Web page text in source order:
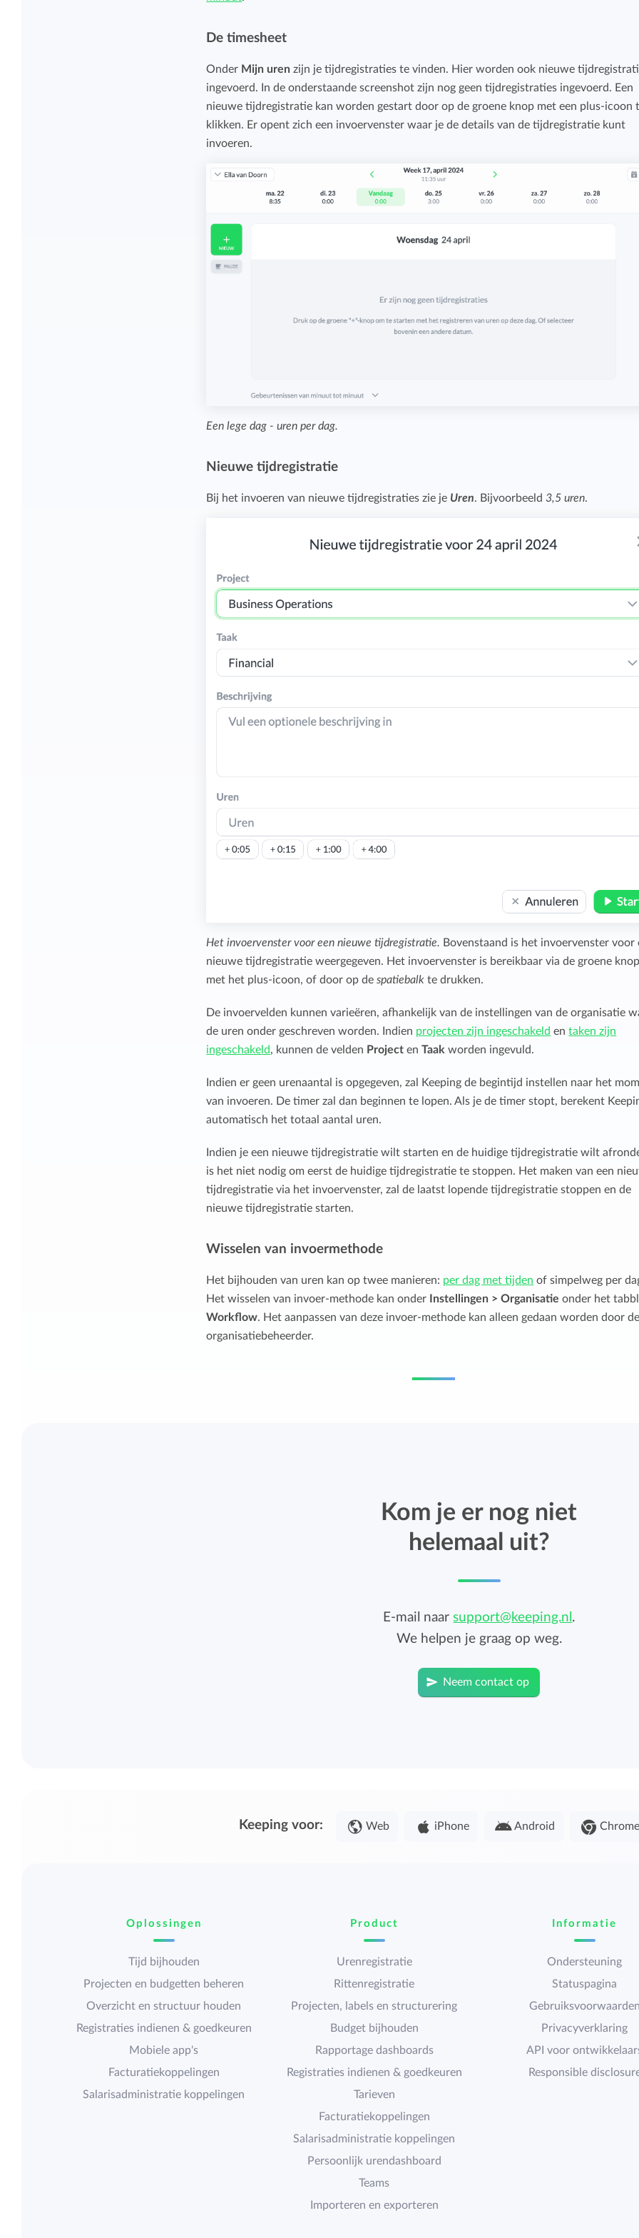
Houd overzicht en pas de structuur aan
die bij jou en je organisatie past.
Bekijk alle oplossingen
Rapportage dashboards
Eenvoudig direct inzicht in de uren van je
Facturatiekoppelingen
Eenvoudig uren factureren met bekende
De timesheet
Onder Mijn uren zijn je tijdregistraties te vinden. Hier worden ook nieuwe
ingevoerd. In de onderstaande screenshot zijn nog geen tijdregistraties ingevoerd. Een
nieuwe tijdregistratie kan worden gestart door op de groene knop met een plus-icoon
klikken. Er opent zich een invoervenster waar je de details van de tijdregistratie kunt
invoeren.
Een lege dag - uren per dag.
Nieuwe tijdregistratie
Bij het invoeren van nieuwe tijdregistraties zie je Uren. Bijvoorbeeld3,5 uren.
Het invoervenster voor een nieuwe tijdregistratie. Bovenstaand is het invoervenster voor
nieuwe tijdregistratie weergegeven. Het invoervenster is bereikbaar via de groene
met het plus-icoon, of door op despatiebalk te drukken.
De invoervelden kunnen varieëren, afhankelijk van de instellingen van de organisatie
de uren onder geschreven worden. Indien projecten zijn ingeschakeld entaken zijn
ingeschakeld, kunnen de velden Project enTaak worden ingevuld.
Indien er geen urenaantal is opgegeven, zal Keeping de begintijd instellen naar het
van invoeren. De timer zal dan beginnen te lopen. Als je de timer stopt, berekent
automatisch het totaal aantal uren.
Indien je een nieuwe tijdregistratie wilt starten en de huidige tijdregistratie wilt
is het niet nodig om eerst de huidige tijdregistratie te stoppen. Het maken van een
tijdregistratie via het invoervenster, zal de laatst lopende tijdregistratie stoppen en de
nieuwe tijdregistratie starten.
Wisselen van invoermethode
Het bijhouden van uren kan op twee manieren: per dag met tijden of simpelweg per
Het wisselen van invoer-methode kan onder
Instellingen > Organisatie onder het
Workflow. Het aanpassen van deze invoer-methode kan alleen gedaan worden door
organisatiebeheerder.
Kom je er nog niet
helemaal uit?
E-mail naarsupport@keeping.nl .
We helpen je graag op weg.
Neem contact op
Keeping voor: Web iPhone Android Chrome
Oplossingen
Tijd bijhouden
Projecten en budgetten beheren
Overzicht en structuur houden
Registraties indienen & goedkeuren
Mobiele app's
Facturatiekoppelingen
Salarisadministratie koppelingen
Product
Urenregistratie
Rittenregistratie
Projecten, labels en structurering
Budget bijhouden
Rapportage dashboards
Registraties indienen & goedkeuren
Tarieven
Facturatiekoppelingen
Salarisadministratie koppelingen
Persoonlijk urendashboard
Teams
Importeren en exporteren
Informatie
Ondersteuning
Statuspagina
Privacyverklaring
API voor
Responsible